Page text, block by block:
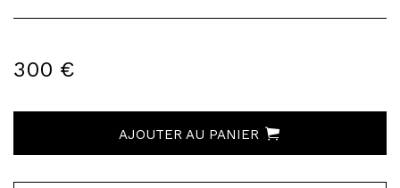
300 €
AJOUTER AU PANIER